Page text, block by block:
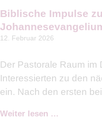
Biblische Impulse
12. Februar 2026
Der Pastorale Raum im
Interessierten zu den
ein. Nach den ersten
Weiter lesen …